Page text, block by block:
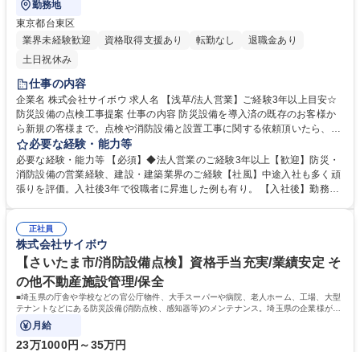
勤務地
東京都台東区
業界未経験歓迎
資格取得支援あり 転勤なし
退職金あり
土日祝休み
仕事の内容
企業名 株式会社サイボウ 求人名 【浅草/法人営業】ご経験3年以上目安☆
防災設備の点検工事提案 仕事の内容 防災設備を導入済の既存のお客様か
ら新規の客様まで。点検や消防設備と設置工事に関する依頼頂いたら、現
地に訪問。お客様のニーズに合った提案や見積もりをご案内します。また
お客様をご紹介頂いたりもしますので 極め細やかな対応が重要です。最初
は同行からスタート。【魅力】■研修が3～6ヶ月あり商材を理解してから
営業ができます(本社埼玉で行う場合も有)■災害も増えており設備導入を考
刺激的※一部、手が空いた時間で新規のアポを取ったり自分で予定を立て
ることができ、自由度高く働けます 募集職種 【浅草/法人営業】ご経験3
年以上目安☆防災設備の点検工事提案
必要な経験・能力等
必要な経験・能力等 【必須】◆法人営業のご経験3年以上【歓迎】防災・
消防設備の営業経験、建設・建築業界のご経験【社風】中途入社も多く頑
張りを評価。入社後3年で役職者に昇進した例も有り。 【入社後】勤務地
して消防施設総合に一貫して取り組み防災企業として全国トップクラスの
実績あり。震災の時に資材枯渇している中、県庁に対し独自のルートで取
得した備品の提供をきっかけに、地域への「防災といえばサイボウ」とい
う知名度が向上中。 学歴・資格 学歴：大学院 大学 高専 短大 専修学校 高
校 語学力： 資格：第一種運転免許普通自動車
正社員
株式会社サイボウ
【さいたま市/消防設備点検】資格手当充実/業績安定 そ
の他不動産施設管理/保全
■埼玉県の庁舎や学校などの官公庁物件、大手スーパーや病院、老人ホーム、工場、大型
テナントなどにある防災設備(消防点検、感知器等)のメンテナンス。埼玉県の企業様がメ
インで、点検エリアは関東全域。
月給
23万1000円～35万円